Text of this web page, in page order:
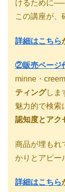
けるために──
この講座が、
詳細はこちら
②販売ページ
minne・
ティングしま
魅力的で検索
認知度とアク
商品が埋もれ
かりとアピー
詳細はこちら